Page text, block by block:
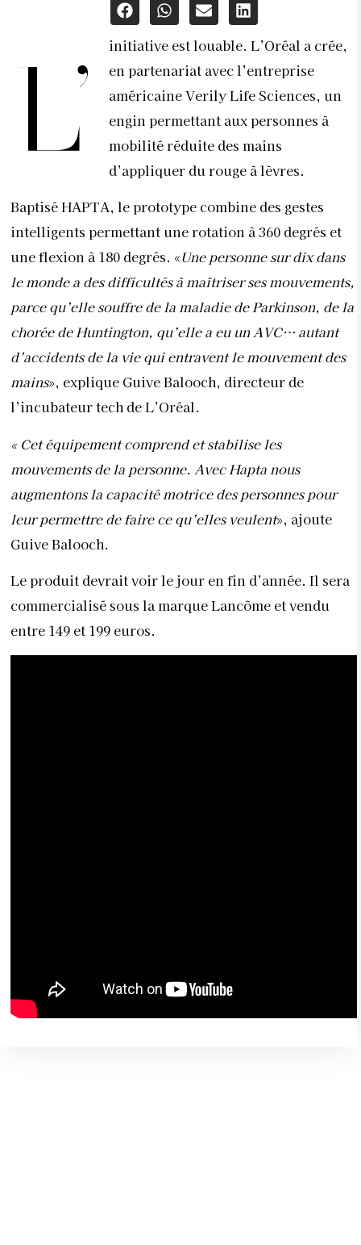
L’
initiative est louable. L’Oréal a crée,
en partenariat avec l’entreprise
américaine Verily Life Sciences, un
engin permettant aux personnes à
mobilité réduite des mains
d’appliquer du rouge à lèvres.
Baptisé HAPTA, le prototype combine des gestes
intelligents permettant une rotation à 360 degrés et
une flexion à 180 degrés. «Une personne sur dix dans
le monde a des difficultés à maîtriser ses mouvements,
parce qu’elle souffre de la maladie de Parkinson, de la
chorée de Huntington, qu’elle a eu un AVC… autant
d’accidents de la vie qui entravent le mouvement des
mains», explique Guive Balooch, directeur de
l’incubateur tech de L’Oréal.
« Cet équipement comprend et stabilise les
mouvements de la personne. Avec Hapta nous
augmentons la capacité motrice des personnes pour
leur permettre de faire ce qu’elles veulent», ajoute
Guive Balooch.
Le produit devrait voir le jour en fin d’année. Il sera
commercialisé sous la marque Lancôme et vendu
entre 149 et 199 euros.